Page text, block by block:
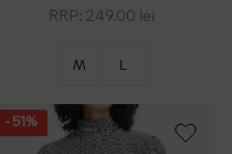
RRP: 249.00 lei
M L
- 51%